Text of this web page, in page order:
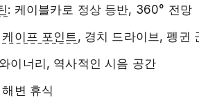
: 케이블카로 정상 등반, 360° 전망
케이프 포인트 , 경치 드라이브, 펭귄
이너리, 역사적인 시음 공간
변 휴식